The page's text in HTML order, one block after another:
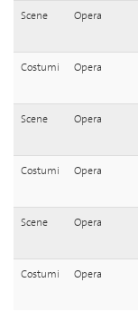
Scene Opera
Costumi Opera
Scene Opera
Costumi Opera
Scene Opera
Costumi Opera